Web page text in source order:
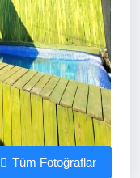
Tüm Fotoğraflar